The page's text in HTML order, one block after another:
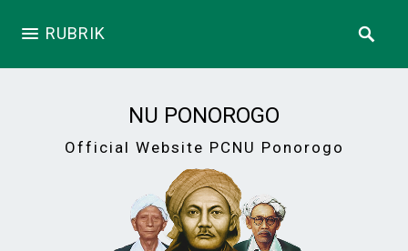
RUBRIK
NU PONOROGO
Official Website PCNU Ponorogo